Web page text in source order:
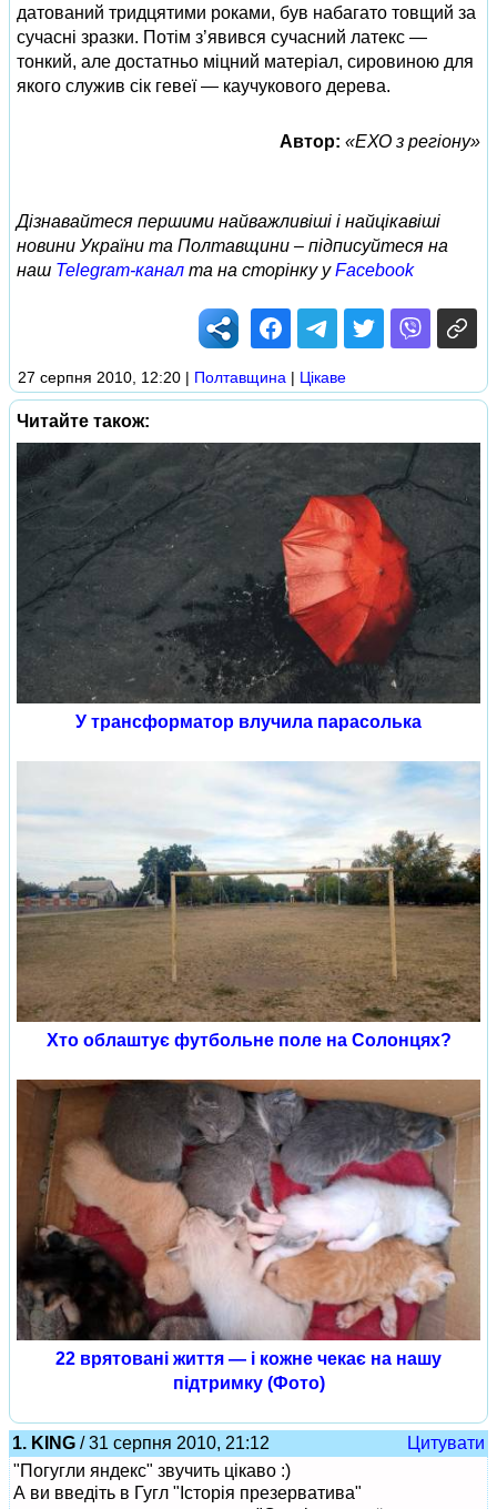
датований тридцятими роками, був набагато товщий за
сучасні зразки. Потім з’явився сучасний латекс —
тонкий, але достатньо міцний матеріал, сировиною для
якого служив сік гевеї — каучукового дерева.
Автор: «ЕХО з регіону»
Дізнавайтеся першими найважливіші і найцікавіші
новини України та Полтавщини – підписуйтеся на
наш Telegram-канал та на сторінку уFacebook
27 серпня 2010, 12:20 | Полтавщина | Цікаве
Читайте також:
У трансформатор влучила парасолька
Хто облаштує футбольне поле на Солонцях?
22 врятовані життя — і кожне чекає на нашу
підтримку (Фото)
1. KING / 31 серпня 2010, 21:12
Цитувати
"Погугли яндекс" звучить цікаво :)
А ви введіть в Гугл "Історія презерватива"